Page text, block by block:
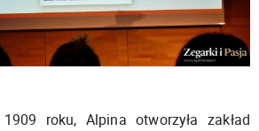
roku, Alpina otworzyła zakład